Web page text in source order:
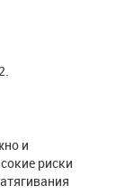
и
риски